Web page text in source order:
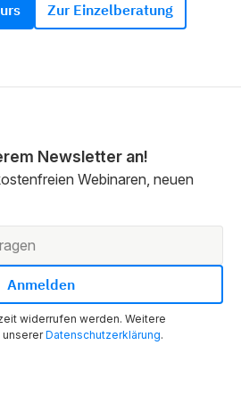
Zur Einzelberatung
Newsletter an!
Webinaren, neuen
widerrufen werden. Weitere
unsererDatenschutzerklärung.